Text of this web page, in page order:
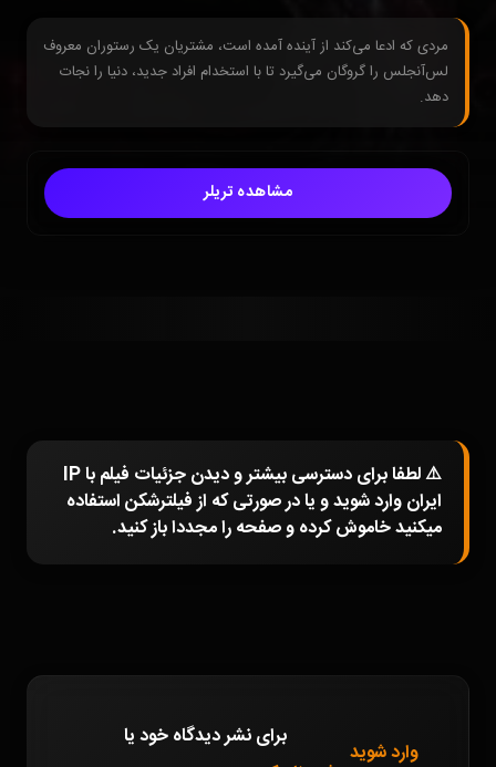
مردی که ادعا می‌کند از آینده آمده است، مشتریان یک رستوران معروف
لس‌آنجلس را گروگان می‌گیرد تا با استخدام افراد جدید، دنیا را نجات
دهد.
مشاهده تریلر
⚠️ لطفا برای دسترسی بیشتر و دیدن جزئیات فیلم با IP
ایران وارد شوید و یا در صورتی که از فیلترشکن استفاده
میکنید خاموش کرده و صفحه را مجددا باز کنید.
برای نشر دیدگاه خود
وارد شوید
یا